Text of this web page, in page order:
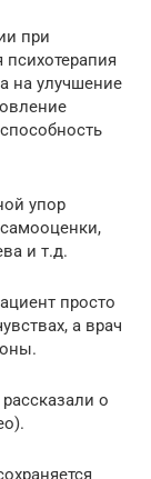
при
психотерапия
на улучшение
упор
и т.д.
просто
а врач
о